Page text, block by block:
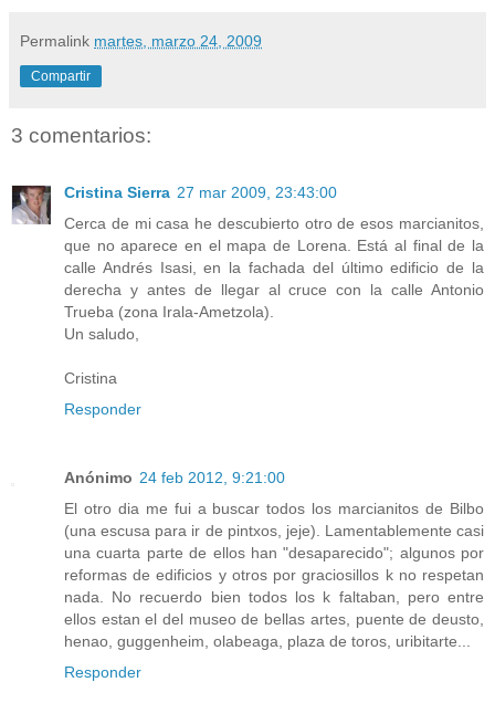
Permalink martes, marzo 24, 2009
Compartir
3 comentarios:
Cristina Sierra 27 mar 2009, 23:43:00
Cerca de mi casa he descubierto otro de esos marcianitos,
que no aparece en el mapa de Lorena. Está al final de la
calle Andrés Isasi, en la fachada del último edificio de la
derecha y antes de llegar al cruce con la calle Antonio
Trueba (zona Irala-Ametzola).
Un saludo,
Cristina
Responder
Anónimo 24 feb 2012, 9:21:00
El otro dia me fui a buscar todos los marcianitos de Bilbo
(una escusa para ir de pintxos, jeje). Lamentablemente casi
una cuarta parte de ellos han "desaparecido"; algunos por
reformas de edificios y otros por graciosillos k no respetan
nada. No recuerdo bien todos los k faltaban, pero entre
ellos estan el del museo de bellas artes, puente de deusto,
henao, guggenheim, olabeaga, plaza de toros, uribitarte...
Responder